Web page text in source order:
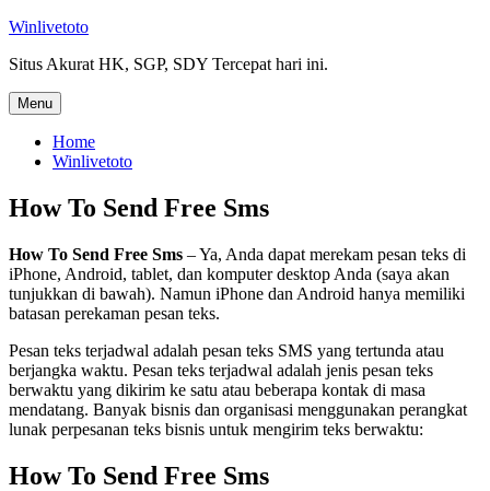
Skip
content
Winlivetoto
Situs Akurat HK, SGP, SDY Tercepat hari ini.
Menu
Home
Winlivetoto
How To Send Free Sms
How To Send Free Sms – Ya, Anda dapat merekam pesan teks di
iPhone, Android, tablet, dan komputer desktop Anda (saya akan
tunjukkan di bawah). Namun iPhone dan Android hanya memiliki
batasan perekaman pesan teks.
Pesan teks terjadwal adalah pesan teks SMS yang tertunda atau
berjangka waktu. Pesan teks terjadwal adalah jenis pesan teks
berwaktu yang dikirim ke satu atau beberapa kontak di masa
mendatang. Banyak bisnis dan organisasi menggunakan perangkat
lunak perpesanan teks bisnis untuk mengirim teks berwaktu:
How To Send Free Sms